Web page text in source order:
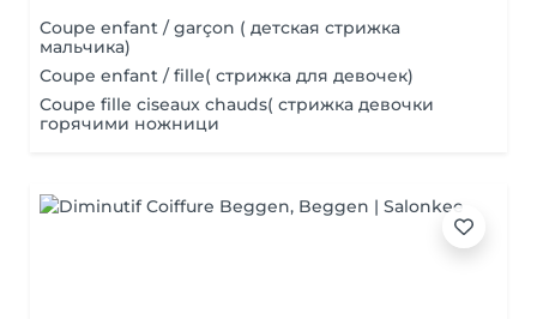
Coupe enfant / garçon ( детская стрижка
мальчика)
Coupe enfant / fille( стрижка для девочек)
Coupe fille ciseaux chauds( стрижка девочки
горячими ножници